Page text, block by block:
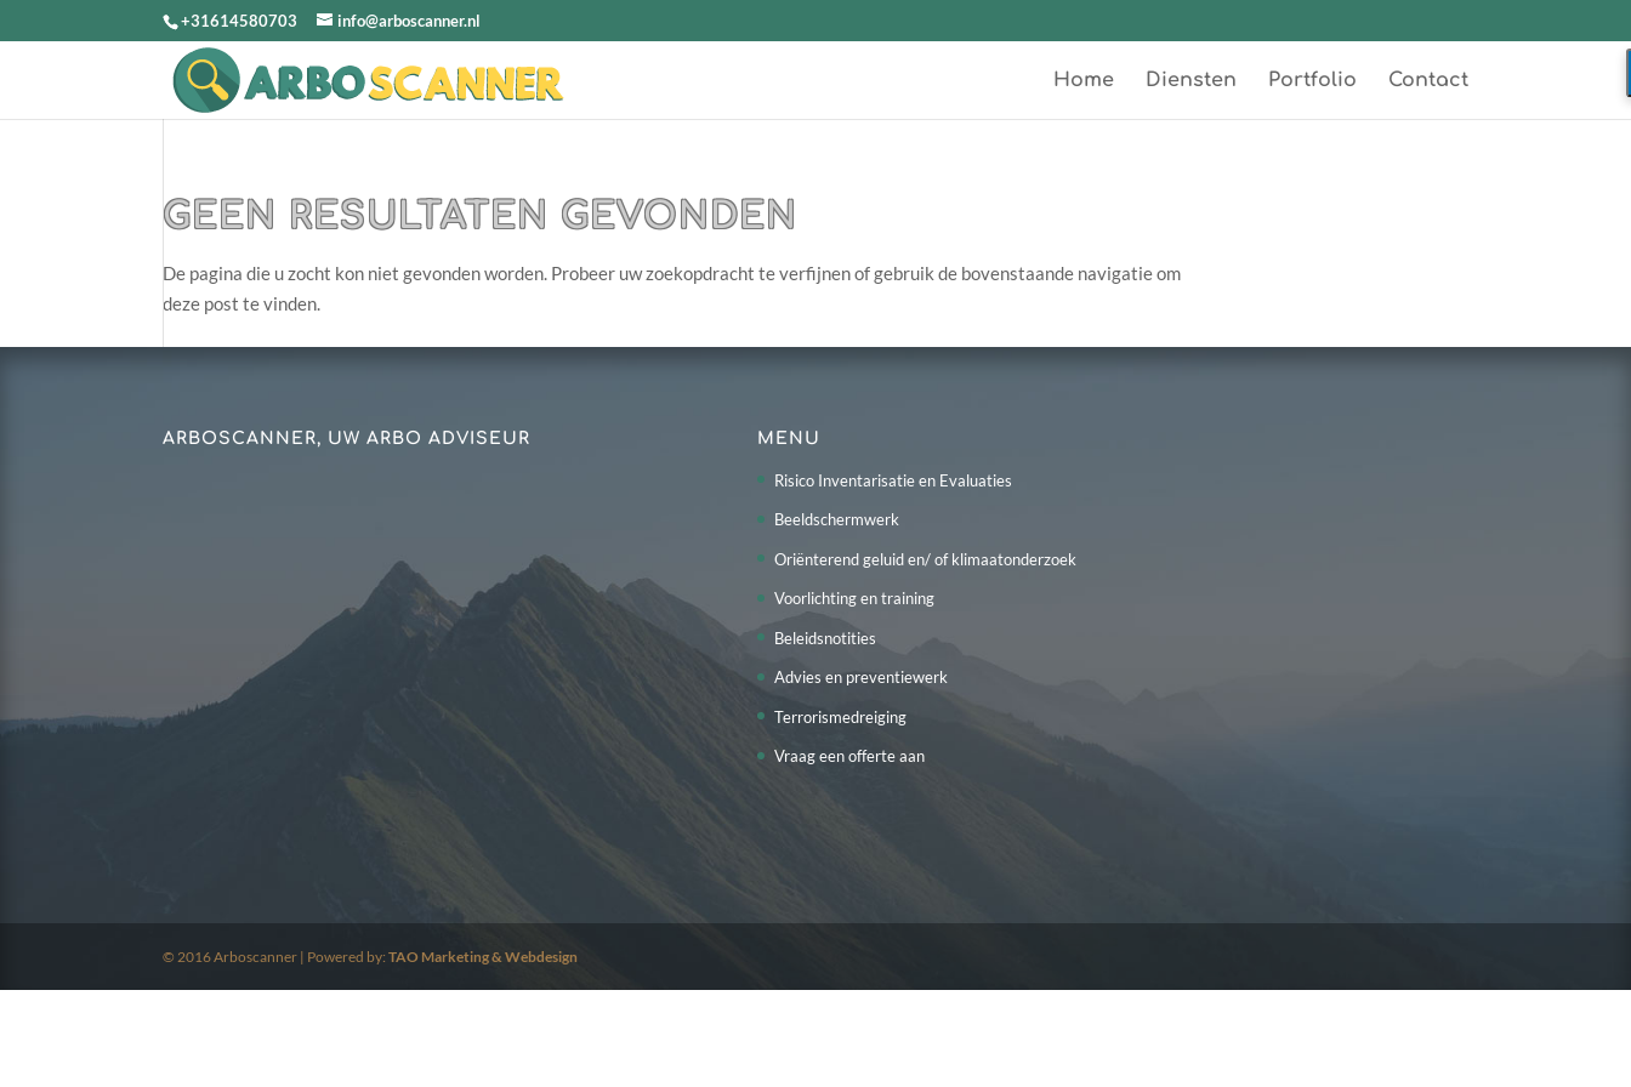
+31614580703 info@arboscanner.nl
Home Diensten Portfolio Contact
GEEN RESULTATEN GEVONDEN
De pagina die u zocht kon niet gevonden worden. Probeer uw zoekopdracht te verfijnen of gebruik de bovenstaande navigatie om
deze post te vinden.
ARBOSCANNER, UW ARBO ADVISEUR MENU
Risico Inventarisatie en Evaluaties
Beeldschermwerk
Oriënterend geluid en/ of klimaatonderzoek
Voorlichting en training
Beleidsnotities
Advies en preventiewerk
Terrorismedreiging
Vraag een offerte aan
© 2016 Arboscanner | Powered by:TAO Marketing & Webdesign